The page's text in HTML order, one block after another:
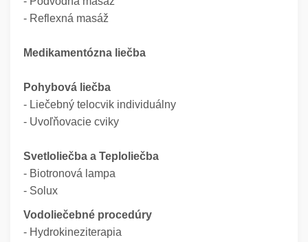
- Reflexná masáž
Medikamentózna liečba
Pohybová liečba
- Liečebný telocvik individuálny
- Uvoľňovacie cviky
Svetloliečba a Teploliečba
- Biotronová lampa
- Solux
Vodoliečebné procedúry
- Hydrokineziterapia